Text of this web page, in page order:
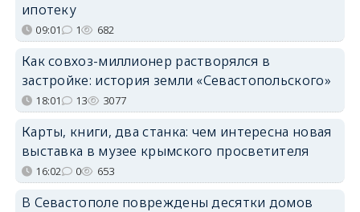
ипотеку
09:01 1 682
Как совхоз-миллионер растворялся в
застройке: история земли «Севастопольского»
18:01 13 3077
Карты, книги, два станка: чем интересна новая
выставка в музее крымского просветителя
16:02 0 653
В Севастополе повреждены десятки домов